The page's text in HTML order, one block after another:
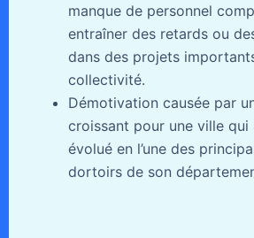
manque de personnel
entraîner des retards ou
dans des projets
collectivité.
Démotivation causée par
croissant pour une ville qui
évolué en l’une des
dortoirs de son